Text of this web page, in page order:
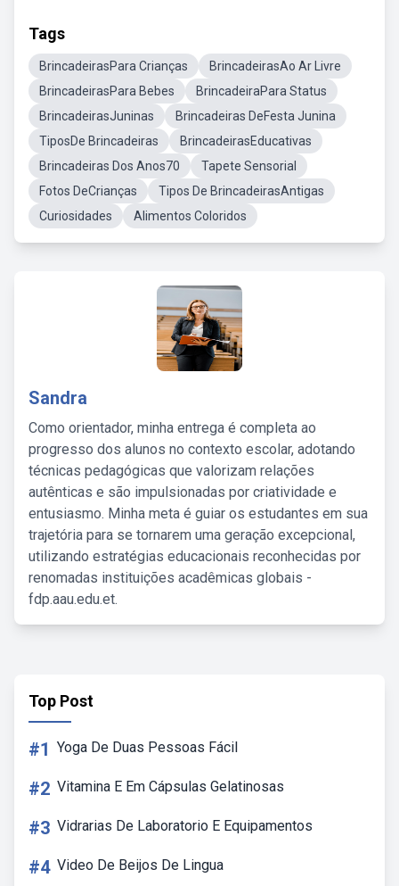
Tags
BrincadeirasPara Crianças
BrincadeirasAo Ar Livre
BrincadeirasPara Bebes
BrincadeiraPara Status
BrincadeirasJuninas
Brincadeiras DeFesta Junina
TiposDe Brincadeiras
BrincadeirasEducativas
Brincadeiras Dos Anos70
Tapete Sensorial
Fotos DeCrianças
Tipos De BrincadeirasAntigas
Curiosidades
Alimentos Coloridos
Sandra
Como orientador, minha entrega é completa ao
progresso dos alunos no contexto escolar, adotando
técnicas pedagógicas que valorizam relações
autênticas e são impulsionadas por criatividade e
entusiasmo. Minha meta é guiar os estudantes em sua
trajetória para se tornarem uma geração excepcional,
utilizando estratégias educacionais reconhecidas por
renomadas instituições acadêmicas globais -
fdp.aau.edu.et.
Top Post
#1 Yoga De Duas Pessoas Fácil
#2 Vitamina E Em Cápsulas Gelatinosas
#3 Vidrarias De Laboratorio E Equipamentos
#4 Video De Beijos De Lingua